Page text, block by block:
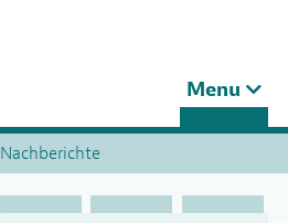
Toggle
navigation
Menu
Nachberichte